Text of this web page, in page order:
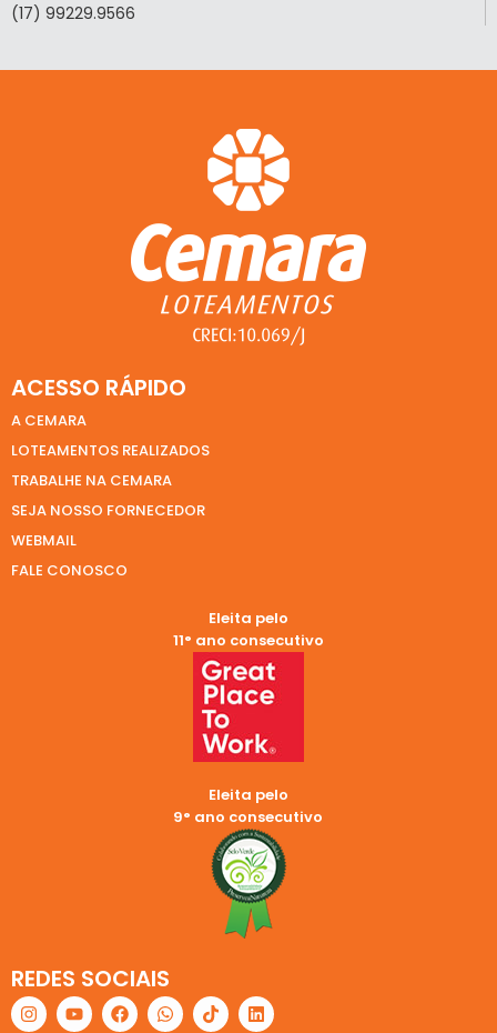
(17) 99229.9566
ACESSO RÁPIDO
A CEMARA
LOTEAMENTOS REALIZADOS
TRABALHE NA CEMARA
SEJA NOSSO FORNECEDOR
WEBMAIL
FALE CONOSCO
Eleita pelo
11° ano consecutivo
Eleita pelo
9° ano consecutivo
REDES SOCIAIS